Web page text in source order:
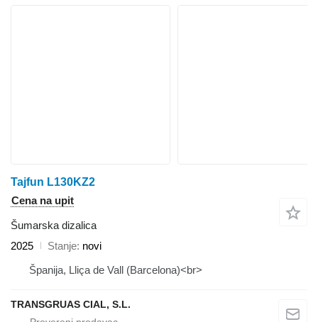
Tajfun L130KZ2
Cena na upit
Šumarska dizalica
2025
Stanje novi
Španija, Lliça de Vall (Barcelona)<br>
TRANSGRUAS CIAL, S.L.